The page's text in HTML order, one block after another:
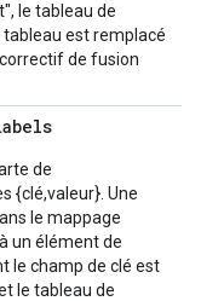
le tableau de
est remplacé
de fusion
de
{clé,valeur}. Une
le mappage
un élément de
le champ de clé est
le tableau de